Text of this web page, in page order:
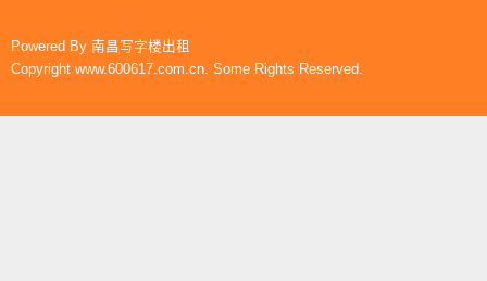
Powered By 南昌写字楼出租
Copyright www.600617.com.cn. Some Rights Reserved.